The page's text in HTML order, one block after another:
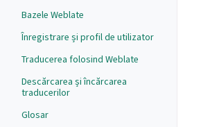
Bazele Weblate
Înregistrare și profil de utilizator
Traducerea folosind Weblate
Descărcarea și încărcarea
traducerilor
Glosar